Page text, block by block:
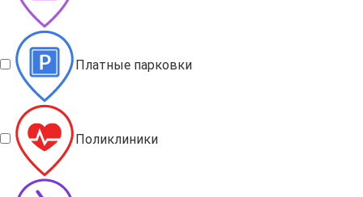
Платные парковки
Поликлиники